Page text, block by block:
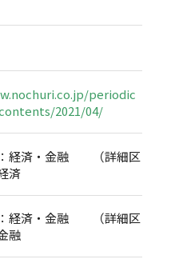
periodic
2021/04/
：経済・金融 （詳細区
済
：経済・金融 （詳細区
融